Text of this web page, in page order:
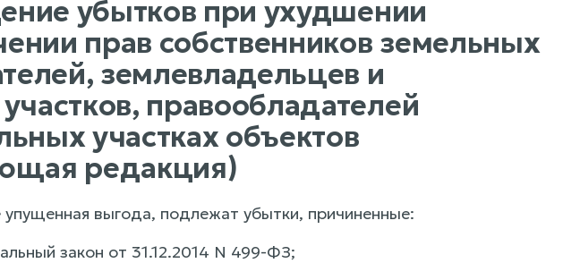
убытков при ухудшении
прав собственников земельных
землевладельцев и
правообладателей
участках объектов
редакция)
выгода, подлежат убытки, причиненные:
закон от 31.12.2014 N 499-ФЗ;